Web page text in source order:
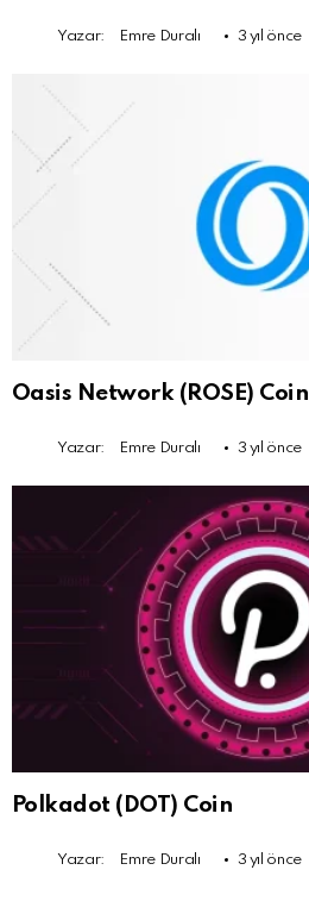
Yazar: Emre Duralı 3 yıl önce
Oasis Network (ROSE) Coin
Yazar: Emre Duralı 3 yıl önce
Polkadot (DOT) Coin
Yazar: Emre Duralı 3 yıl önce